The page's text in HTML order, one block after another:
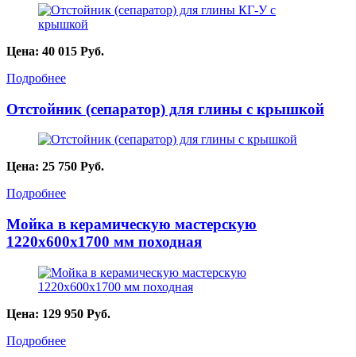
Цена: 40 015 Руб.
Подробнее
Отстойник (сепаратор) для глины с крышкой
Цена: 25 750 Руб.
Подробнее
Мойка в керамическую мастерскую
1220х600х1700 мм походная
Цена: 129 950 Руб.
Подробнее